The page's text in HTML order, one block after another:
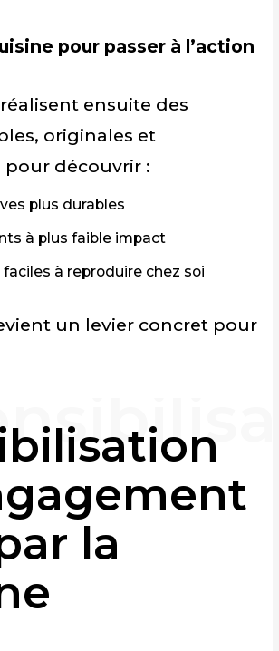
pour passer à l’action
ensuite des
originales et
pour découvrir :
plus durables
à plus faible impact
à reproduire chez soi
un levier concret pour
la